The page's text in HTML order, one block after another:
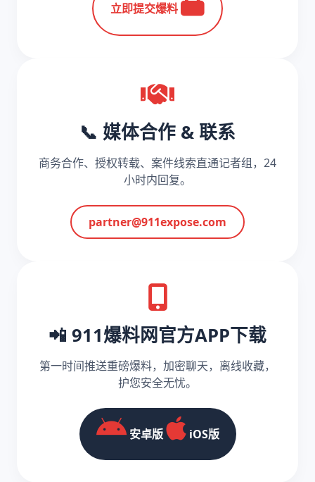
立即提交爆料
📞 媒体合作 & 联系
商务合作、授权转载、案件线索直通记者组，24
小时内回复。
partner@911expose.com
📲 911爆料网官方APP下载
第一时间推送重磅爆料，加密聊天，离线收藏，
护您安全无忧。
安卓版 iOS版